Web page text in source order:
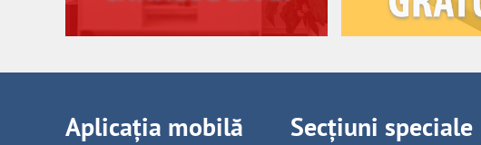
Aplicația mobilă Secțiuni speciale